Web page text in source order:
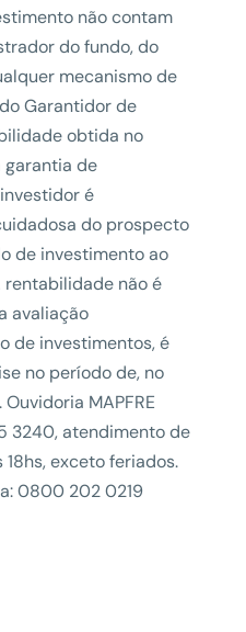
não contam
do fundo, do
mecanismo de
Garantidor de
obtida no
garantia de
é
do prospecto
de investimento ao
não é
avaliação
de investimentos, é
no período de, no
MAPFRE
3240, atendimento de
exceto feriados.
0800 202 0219